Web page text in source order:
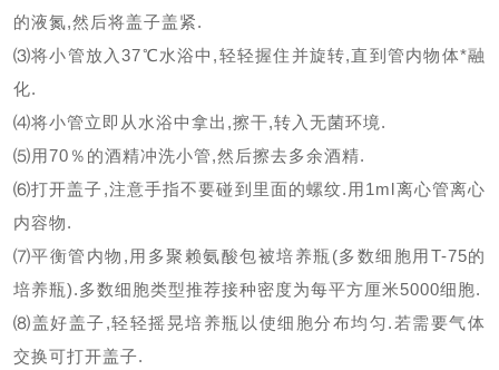
的液氮,然后将盖子盖紧.
⑶将小管放入37℃水浴中 ,轻轻握住并旋转,直到管内物体*融
化.
⑷将小管立即从水浴中拿出 ,擦干,转入无菌环境.
⑸用70 ％的酒精冲洗小管,然后擦去多余酒精.
⑹打开盖子,注意手指不要碰到里面的螺纹. 用 1ml离心管离心
内容物.
⑺平衡管内物 , 用多聚赖氨酸包被培养瓶 (多数细胞用 T-75的
培养瓶).多数细胞类型推荐接种密度为每平方厘米5000细胞.
⑻盖好盖子,轻轻摇晃培养瓶以使细胞分布均匀. 若需要气体
交换可打开盖子.